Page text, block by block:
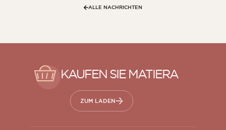
ALLE NACHRICHTEN
KAUFEN SIE MATIERA
ZUM LADEN